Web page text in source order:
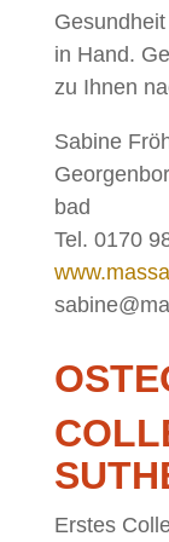
in Hand.
zu Ih­nen
Sa­bi­ne
bad
Tel. 0170
Ers­tes